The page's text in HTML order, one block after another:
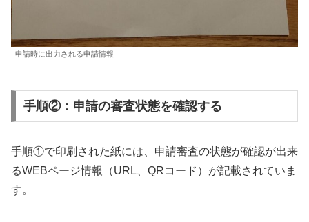
申請時に出力される申請情報
手順②：申請の審査状態を確認する
手順①で印刷された紙には、申請審査の状態が確認が出来
るWEBページ情報（URL、QRコード）が記載されていま
す。